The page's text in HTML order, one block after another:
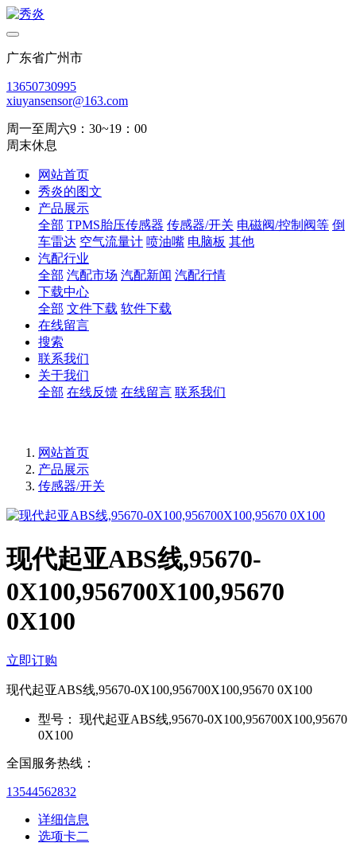
广东省广州市
13650730995
xiuyansensor@163.com
周一至周六9：30~19：00
周末休息
网站首页
秀炎的图文
产品展示
全部 TPMS胎压传感器 传感器/开关 电磁阀/控制阀等 倒
车雷达 空气流量计 喷油嘴 电脑板 其他
汽配行业
全部 汽配市场 汽配新闻 汽配行情
下载中心
全部 文件下载 软件下载
在线留言
搜索
联系我们
关于我们
全部 在线反馈 在线留言 联系我们
网站首页
产品展示
传感器/开关
现代起亚ABS线,95670-
0X100,956700X100,95670
0X100
立即订购
现代起亚ABS线,95670-0X100,956700X100,95670 0X100
型号：
现代起亚ABS线,95670-0X100,956700X100,95670
0X100
全国服务热线：
13544562832
详细信息
选项卡二